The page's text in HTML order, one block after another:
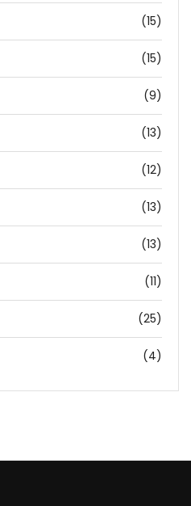
(15)
(15)
(9)
(13)
(12)
(13)
(13)
(11)
(25)
(4)